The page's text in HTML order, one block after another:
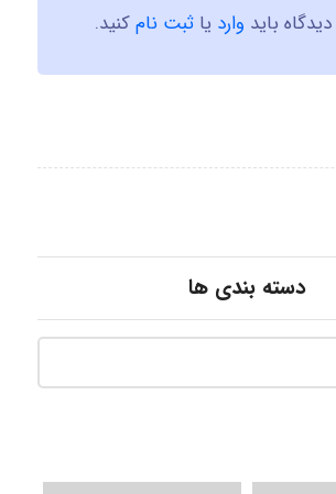
باید وارد یا ثبت نامکنید.
دسته بندی ها